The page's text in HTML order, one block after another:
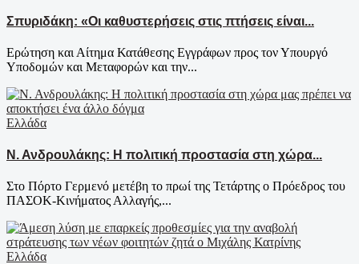
Σπυριδάκη: «Οι καθυστερήσεις στις πτήσεις είναι...
Ερώτηση και Αίτημα Κατάθεσης Εγγράφων προς τον Υπουργό
Υποδομών και Μεταφορών και την...
Ελλάδα
Ν. Ανδρουλάκης: Η πολιτική προστασία στη χώρα...
Στο Πόρτο Γερμενό μετέβη το πρωί της Τετάρτης ο Πρόεδρος του
ΠΑΣΟΚ-Κινήματος Αλλαγής,...
Ελλάδα